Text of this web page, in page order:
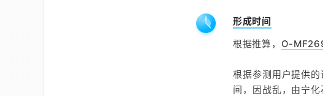
形成时间
根据推算， O-
根据参测用户提供
间，因战乱，由宁